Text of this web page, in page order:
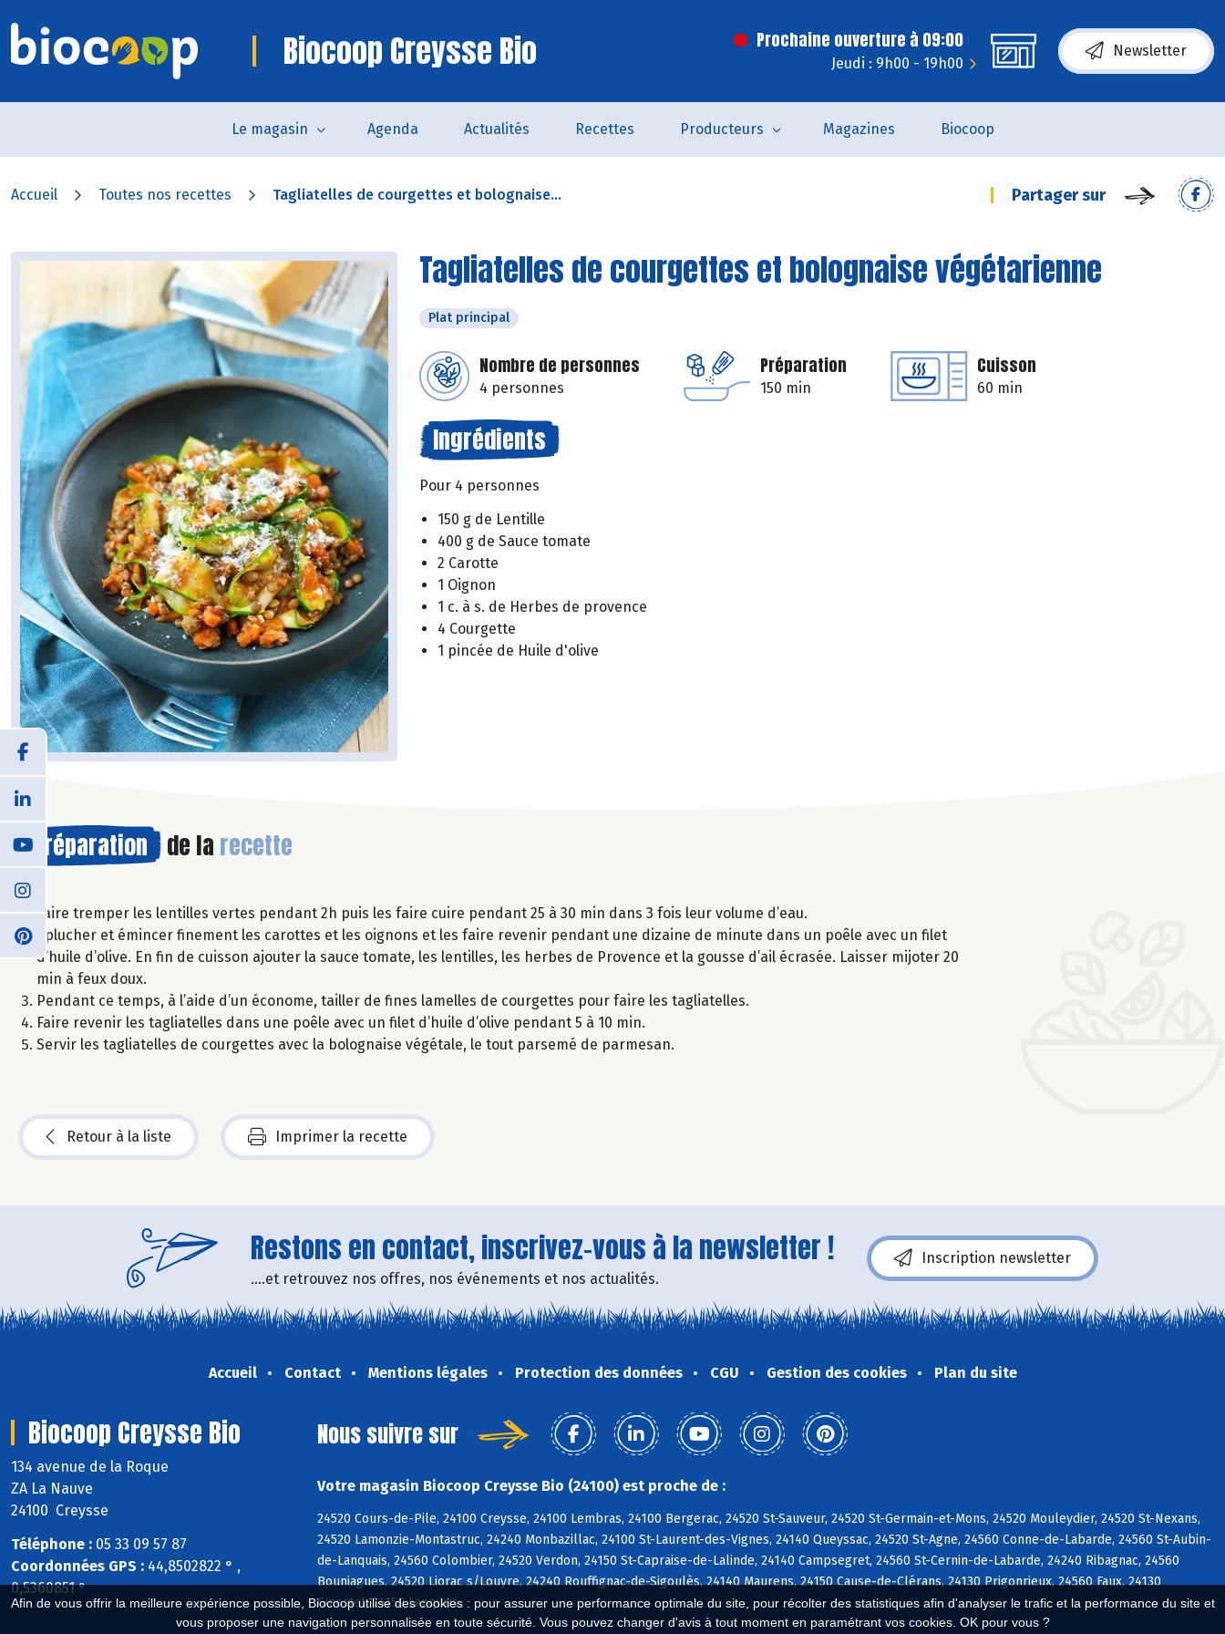
Afin de vous offrir la meilleure expérience possible, Biocoop utilise des cookies : pour assurer une performance optimale du site, pour récolter des statistiques afin d'analyser le trafic et la performance du site et
vous proposer une navigation personnalisée en toute sécurité. Vous pouvez changer d'avis à tout moment en paramétrant vos cookies. OK pour vous ?
Biocoop Creysse Bio Prochaine ouverture à 09:00
Jeudi : 9h00 - 19h00
Newsletter
Le magasin Agenda Actualités Recettes Producteurs Magazines Biocoop
Accueil Toutes nos recettes Tagliatelles de courgettes et bolognaise... Partager sur
Tagliatelles de courgettes et bolognaise végétarienne
Plat principal
Nombre de personnes
4 personnes
Préparation
150 min
Cuisson
60 min
Ingrédients
Pour 4 personnes
150 g de Lentille
400 g de Sauce tomate
2 Carotte
1 Oignon
1 c. à s. de Herbes de provence
4 Courgette
1 pincée de Huile d'olive
Préparation de la recette
Faire tremper les lentilles vertes pendant 2h puis les faire cuire pendant 25 à 30 min dans 3 fois leur volume d’eau.
Éplucher et émincer finement les carottes et les oignons et les faire revenir pendant une dizaine de minute dans un poêle avec un filet
d’huile d’olive. En fin de cuisson ajouter la sauce tomate, les lentilles, les herbes de Provence et la gousse d’ail écrasée. Laisser mijoter 20
min à feux doux.
Pendant ce temps, à l’aide d’un économe, tailler de fines lamelles de courgettes pour faire les tagliatelles.
Faire revenir les tagliatelles dans une poêle avec un filet d’huile d’olive pendant 5 à 10 min.
Servir les tagliatelles de courgettes avec la bolognaise végétale, le tout parsemé de parmesan.
Retour à la liste Imprimer la recette
Restons en contact, inscrivez-vous à la newsletter !
....et retrouvez nos offres, nos événements et nos actualités.
Inscription newsletter
Accueil Contact Mentions légales Protection des données CGU Gestion des cookies Plan du site
Biocoop Creysse Bio
134 avenue de la Roque
ZA La Nauve
24100 Creysse
Téléphone : 05 33 09 57 87
Coordonnées GPS : 44,8502822 ° ,
0,5360851 °
Nous suivre sur
Votre magasin Biocoop Creysse Bio (24100) est proche de :
24520 Cours-de-Pile, 24100 Creysse, 24100 Lembras, 24100 Bergerac, 24520 St-Sauveur, 24520 St-Germain-et-Mons, 24520 Mouleydier, 24520 St-Nexans,
24520 Lamonzie-Montastruc, 24240 Monbazillac, 24100 St-Laurent-des-Vignes, 24140 Queyssac, 24520 St-Agne, 24560 Conne-de-Labarde, 24560 St-Aubin-
de-Lanquais, 24560 Colombier, 24520 Verdon, 24150 St-Capraise-de-Lalinde, 24140 Campsegret, 24560 St-Cernin-de-Labarde, 24240 Ribagnac, 24560
Bouniagues, 24520 Liorac s/Louyre, 24240 Rouffignac-de-Sigoulès, 24140 Maurens, 24150 Cause-de-Clérans, 24130 Prigonrieux, 24560 Faux, 24130
Ginestet, 24150 Lanquais